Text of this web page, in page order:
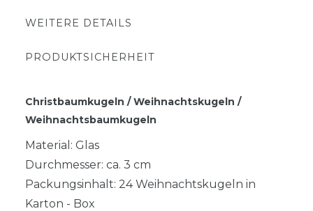
WEITERE DETAILS
PRODUKTSICHERHEIT
Christbaumkugeln / Weihnachtskugeln /
Weihnachtsbaumkugeln
Material: Glas
Durchmesser: ca. 3 cm
Packungsinhalt: 24 Weihnachtskugeln in
Karton - Box